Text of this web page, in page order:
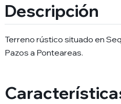
Descripción
Terreno rústico situado en
Pazos a Ponteareas.